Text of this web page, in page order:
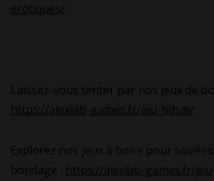
erotiques/
Laissez-vous tenter par nos jeux de
https://alexlab-games.fr/jeu-bdsm/
Explorez nos jeux à boire pour
bondage : https://alexlab-games.fr/